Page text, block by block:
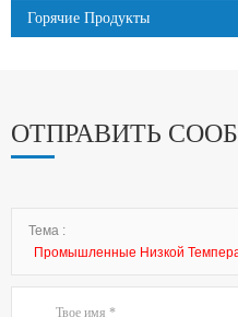
Горячие Продукты
ОТПРАВИТЬ
Тема :
Промышленные Низкой